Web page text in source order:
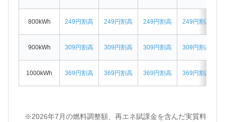
800kWh 249円割高 249円割高 249円割高 249円割高
900kWh 309円割高 309円割高 309円割高 309円割高
1000kWh 369円割高 369円割高 369円割高 369円割高
※2026年7月の燃料調整額、再エネ賦課金を含んだ実質料